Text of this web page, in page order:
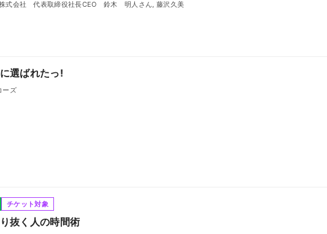
式会社 代表取締役社長CEO 鈴木 明人さん, 藤沢久美
選ばれたっ!
ーズ
チケット対象
抜く人の時間術